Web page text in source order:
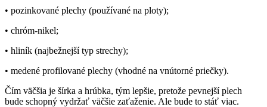
• pozinkované plechy (používané na ploty);
• chróm-nikel;
• hliník (najbežnejší typ strechy);
• medené profilované plechy (vhodné na vnútorné priečky).
Čím väčšia je šírka a hrúbka, tým lepšie, pretože pevnejší plech
bude schopný vydržať väčšie zaťaženie. Ale bude to stáť viac.